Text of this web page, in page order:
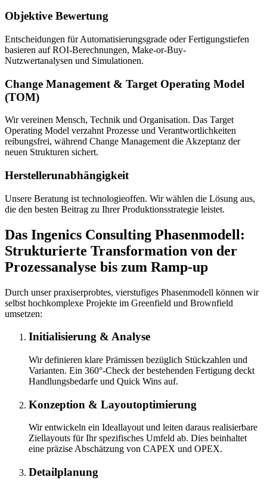
Objektive Bewertung
Entscheidungen für Automatisierungsgrade oder Fertigungstiefen
basieren auf ROI-Berechnungen, Make-or-Buy-
Nutzwertanalysen und Simulationen.
Change Management & Target Operating Model
(TOM)
Wir vereinen Mensch, Technik und Organisation. Das Target
Operating Model verzahnt Prozesse und Verantwortlichkeiten
reibungsfrei, während Change Management die Akzeptanz der
neuen Strukturen sichert.
Herstellerunabhängigkeit
Unsere Beratung ist technologieoffen. Wir wählen die Lösung aus,
die den besten Beitrag zu Ihrer Produktionsstrategie leistet.
Das Ingenics Consulting Phasenmodell:
Strukturierte Transformation von der
Prozessanalyse bis zum Ramp-up
Durch unser praxiserprobtes, vierstufiges Phasenmodell können wir
selbst hochkomplexe Projekte im Greenfield und Brownfield
umsetzen:
Initialisierung & Analyse
Wir definieren klare Prämissen bezüglich Stückzahlen und
Varianten. Ein 360°-Check der bestehenden Fertigung deckt
Handlungsbedarfe und Quick Wins auf.
Konzeption & Layoutoptimierung
Wir entwickeln ein Ideallayout und leiten daraus realisierbare
Ziellayouts für Ihr spezifisches Umfeld ab. Dies beinhaltet
eine präzise Abschätzung von CAPEX und OPEX.
Detailplanung